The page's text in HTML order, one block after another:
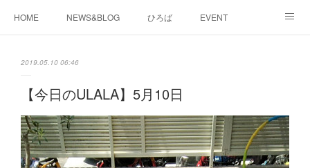
HOME NEWS&BLOG ひろば EVENT
2019.05.10 06:46
【今日のULALA】5月10日